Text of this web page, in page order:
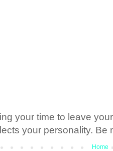
your time to leave
your personality. Be
Home